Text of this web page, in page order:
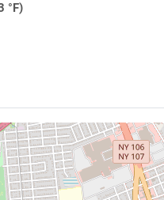
°F)